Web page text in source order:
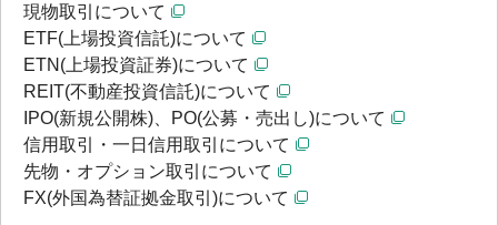
現物取引について
ETF(上場投資信託)について
ETN(上場投資証券)について
REIT(不動産投資信託)について
IPO(新規公開株)、PO(公募・売出し)について
信用取引・一日信用取引について
先物・オプション取引について
FX(外国為替証拠金取引)について